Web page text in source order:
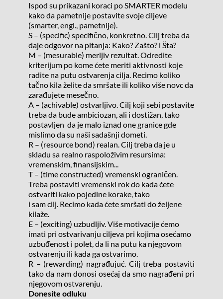
Ispod su prikazani koraci po SMARTER modelu
kako da pametnije postavite svoje ciljeve
(smarter, engl., pametnije).
S – (specific) specifično, konkretno. Cilj treba da
daje odgovor na pitanja: Kako? Zašto? i Šta?
M – (mesurable) merljiv rezultat. Odredite
kriterijum po kome ćete meriti aktivnosti koje
radite na putu ostvarenja cilja. Recimo koliko
tačno kila želite da smršate ili koliko više novc da
zarađujete mesečno.
A – (achivable) ostvarljivo. Cilj koji sebi postavite
treba da bude ambiciozan, ali i dostižan, tako
postavljen  da je malo iznad one granice gde
mislimo da su naši sadašnji dometi.
R – (resource bond) realan. Cilj treba da je u
skladu sa realno raspoloživim resursima:
vremenskim, finansijskim...
T – (time constructed) vremenski ograničen.
Treba postaviti vremenski rok do kada ćete
ostvariti kako pojedine korake, tako
i sam cilj. Recimo kada ćete smršati do željene
kilaže.
E – (exciting) uzbudljiv. Više motivacije ćemo
imati pri ostvarivanju ciljeva pri kojima osećamo
uzbuđenost i polet, da li na putu ka njegovom
ostvarenju ili kada ga ostvarimo.
R – (rewarding) nagrađujuć. Cilj treba postaviti
tako da nam donosi osećaj da smo nagrađeni pri
njegovom ostvarenju.
Donesite odluku